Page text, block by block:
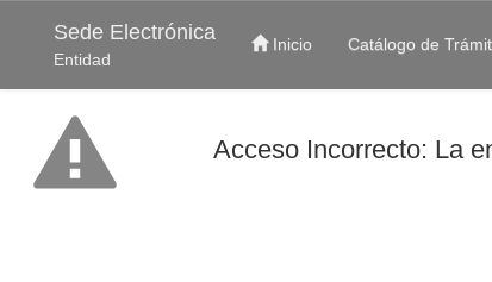
Sede Electrónica
Entidad
Inicio Catálogo de
Acceso Incorrecto: La